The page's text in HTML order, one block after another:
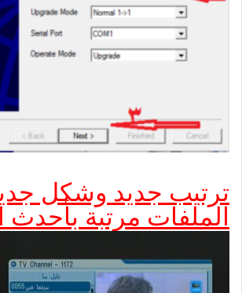
ترتيب جديد وشكل
الملفات مرتبة بأحدث